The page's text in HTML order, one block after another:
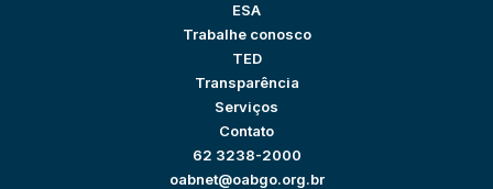
ESA
Trabalhe conosco
TED
Transparência
Serviços
Contato
62 3238-2000
oabnet@oabgo.org.br